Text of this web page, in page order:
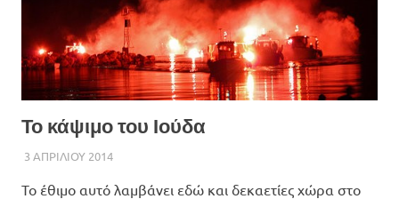
Το κάψιμο του Ιούδα
3 ΑΠΡΙΛΙΟΥ 2014ADMIN
Το έθιμο αυτό λαμβάνει εδώ και δεκαετίες χώρα στο